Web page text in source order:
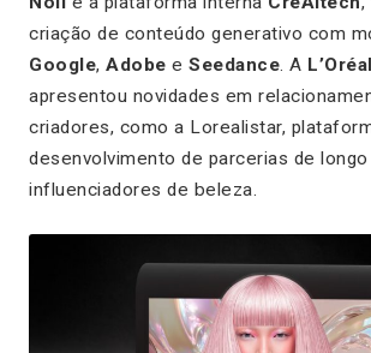
criação de conteúdo generativo com
Google, Adobe e Seedance. A L’Oréal
apresentou novidades em
criadores, como a Lorealistar,
desenvolvimento de parcerias de
influenciadores de beleza.